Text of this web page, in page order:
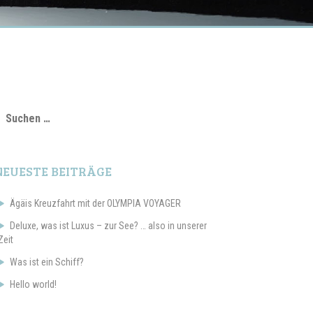
BEITRÄGE
Ägäis Kreuzfahrt mit der OLYMPIA VOYAGER
Deluxe, was ist Luxus – zur See? … also in unserer
Was ist ein Schiff?
Hello world!